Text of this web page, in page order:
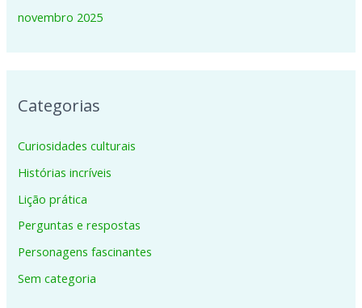
novembro 2025
Categorias
Curiosidades culturais
Histórias incríveis
Lição prática
Perguntas e respostas
Personagens fascinantes
Sem categoria